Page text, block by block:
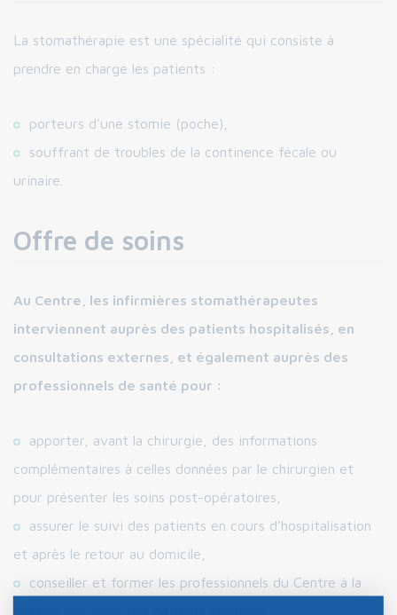
La stomathérapie est une spécialité qui consiste à
prendre en charge les patients :
porteurs d’une stomie (poche),
souffrant de troubles de la continence fécale ou
urinaire.
Offre de soins
Au Centre, les infirmières stomathérapeutes
interviennent auprès des patients hospitalisés, en
consultations externes, et également auprès des
professionnels de santé pour :
apporter, avant la chirurgie, des informations
complémentaires à celles données par le chirurgien et
pour présenter les soins post-opératoires,
assurer le suivi des patients en cours d’hospitalisation
et après le retour au domicile,
conseiller et former les professionnels du Centre à la